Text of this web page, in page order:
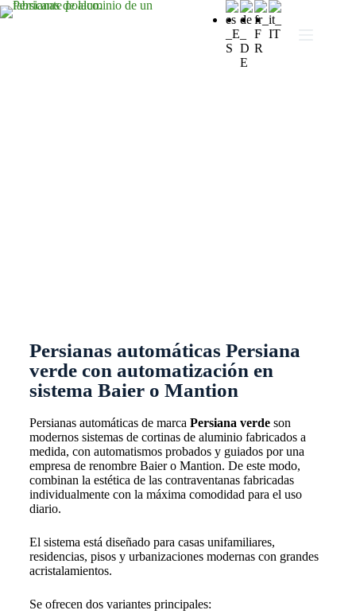
Persianas automáticas Persiana
verde con automatización en
sistema Baier o Mantion
Persianas automáticas de marca Persiana verdeson
modernos sistemas de cortinas de aluminio fabricados a
medida, con automatismos probados y guiados por una
empresa de renombre Baier o Mantion. De este modo,
combinan la estética de las contraventanas fabricadas
individualmente con la máxima comodidad para el uso
diario.
El sistema está diseñado para casas unifamiliares,
residencias, pisos y urbanizaciones modernas con grandes
acristalamientos.
Se ofrecen dos variantes principales: